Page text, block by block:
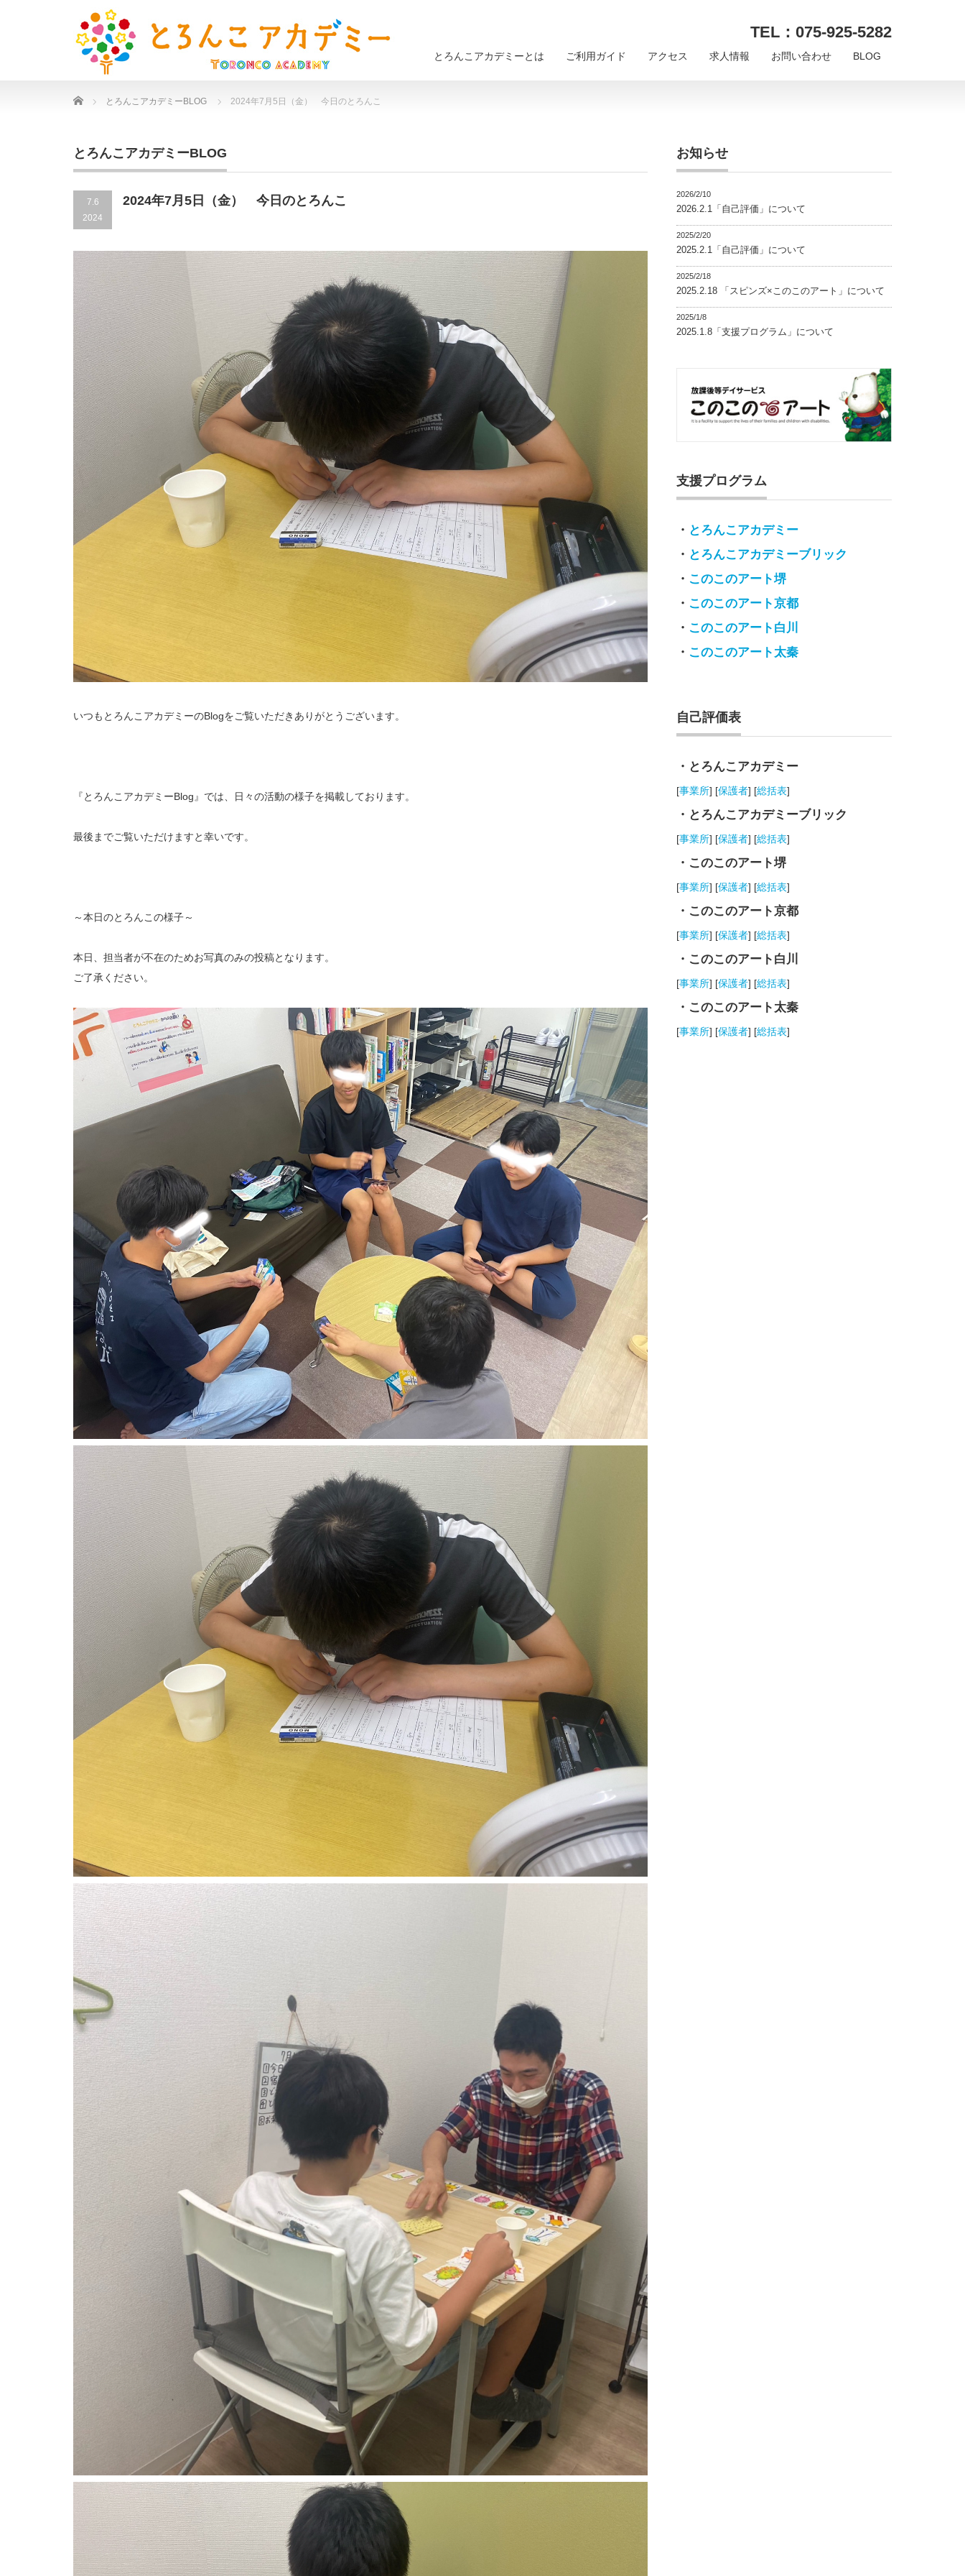
TEL：075-925-5282
とろんこアカデミーとは ご利用ガイド アクセス 求人情報 お問い合わせ BLOG
Home とろんこアカデミーBLOG 2024年7月5日（金） 今日のとろんこ
とろんこアカデミーBLOG
7.6
2024
2024年7月5日（金） 今日のとろんこ
いつもとろんこアカデミーのBlogをご覧いただきありがとうございます。
『とろんこアカデミーBlog』では、日々の活動の様子を掲載しております。
最後までご覧いただけますと幸いです。
～本日のとろんこの様子～
本日、担当者が不在のためお写真のみの投稿となります。
ご了承ください。
お知らせ
2026/2/10
2026.2.1「自己評価」について
2025/2/20
2025.2.1「自己評価」について
2025/2/18
2025.2.18 「スピンズ×このこのアート」について
2025/1/8
2025.1.8「支援プログラム」について
支援プログラム
・ とろんこアカデミー
・ とろんこアカデミーブリック
・ このこのアート堺
・ このこのアート京都
・ このこのアート白川
・ このこのアート太秦
自己評価表
・とろんこアカデミー
[事業所] [保護者] [総括表]
・とろんこアカデミーブリック
[事業所] [保護者] [総括表]
・このこのアート堺
[事業所] [保護者] [総括表]
・このこのアート京都
[事業所] [保護者] [総括表]
・このこのアート白川
[事業所] [保護者] [総括表]
・このこのアート太秦
[事業所] [保護者] [総括表]